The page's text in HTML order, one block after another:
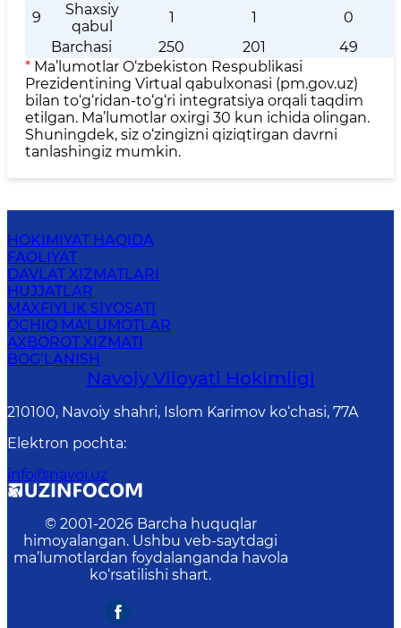
9
Shaxsiy
qabul
1 1
0
Barchasi
250 201
49
* Ma’lumotlar O‘zbekiston Respublikasi
Prezidentining Virtual qabulxonasi (pm.gov.uz)
bilan to‘g‘ridan-to‘g‘ri integratsiya orqali taqdim
etilgan. Ma’lumotlar oxirgi 30 kun ichida olingan.
Shuningdek, siz o‘zingizni qiziqtirgan davrni
tanlashingiz mumkin.
HOKIMIYAT HAQIDA
FAOLIYAT
DAVLAT XIZMATLARI
HUJJATLAR
MAXFIYLIK SIYOSATI
OCHIQ MA'LUMOTLAR
AXBOROT XIZMATI
BOG‘LANISH
Navoiy Vilоyati Hоkimligi
210100, Nаvоiy shаhri, Islom Karimov ko‘chаsi, 77A
Elektron pochta:
info@navoi.uz
© 2001-2026 Barcha huquqlar
himoyalangan. Ushbu veb-saytdagi
ma’lumotlardan foydalanganda havola
ko‘rsatilishi shart.